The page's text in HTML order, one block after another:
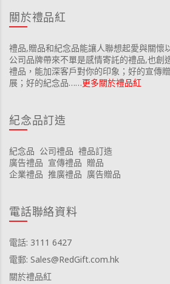
關於禮品紅
禮品,贈品和紀念品能讓人聯想起愛與關懷
公司品牌帶來不單是感情寄託的禮品,也創
禮品，能加深客戶對你的印象；好的宣傳
展；好的紀念品……更多關於禮品紅
紀念品訂造
紀念品 公司禮品 禮品訂造
廣告禮品 宣傳禮品 贈品
企業禮品 推廣禮品 廣告贈品
電話聯絡資料
電話: 3111 6427
電郵: Sales@RedGift.com.hk
關於禮品紅